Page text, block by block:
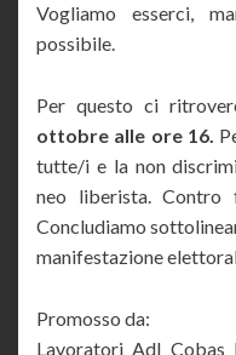
Vogliamo esserci,
possibile.
Per questo ci
ottobre alle ore 16.
tutte/i e la non
neo liberista. Contro
Concludiamo
manifestazione
Promosso da:
Lavoratori Adl Cobas